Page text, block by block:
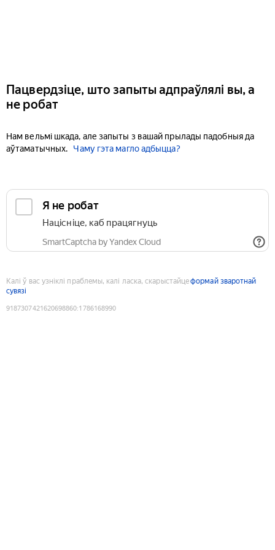
Пацвердзіце, што запыты адпраўлялі вы, а
не робат
Нам вельмі шкада, але запыты з вашай прылады падобныя да
аўтаматычных.
Чаму гэта магло адбыцца?
Я не робат
Націсніце, каб працягнуць
SmartCaptcha by Yandex Cloud
Калі ў вас узніклі праблемы, калі ласка, скарыстайцеформай зваротнай
сувязі
9187307421620698860:1786168990